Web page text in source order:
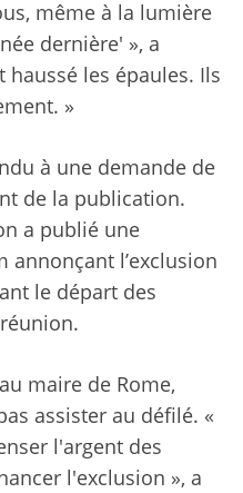
même à la lumière
dernière' », a
haussé les épaules. Ils
»
à une demande de
de la publication.
a publié une
annonçant l’exclusion
le départ des
maire de Rome,
assister au défilé. «
l'argent des
l'exclusion », a